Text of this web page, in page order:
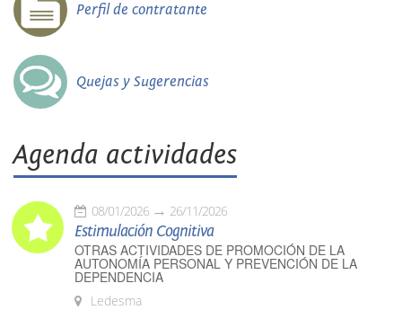
Perfil de contratante
Quejas y Sugerencias
Agenda actividades
08/01/2026 26/11/2026
Estimulación Cognitiva
OTRAS ACTIVIDADES DE PROMOCIÓN DE LA
AUTONOMÍA PERSONAL Y PREVENCIÓN DE LA
DEPENDENCIA
Ledesma